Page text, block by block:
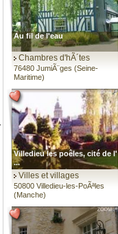
Au fil de l'eau
Chambres d'hÃ´tes
76480 JumiÃ¨ges (Seine-
Maritime)
Villedieu les poêles, cité de l'
...
Villes et villages
50800 Villedieu-les-PoÃªles
(Manche)